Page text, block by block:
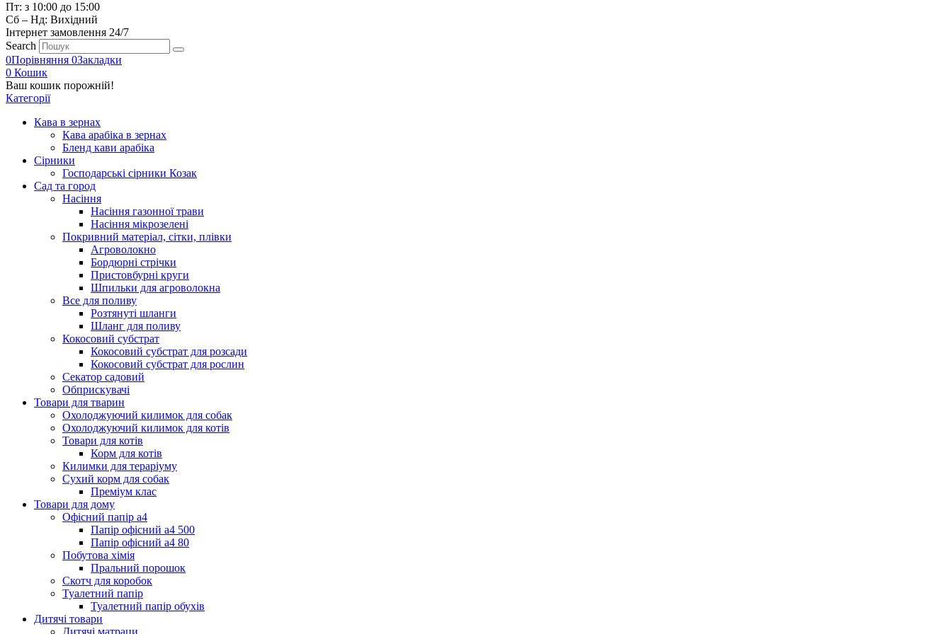
Пт: з 10:00 до 15:00
Сб – Нд: Вихідний
Інтернет замовлення 24/7
Search
0Порівняння 0Закладки
0 Кошик
Ваш кошик порожній!
Категорії
Кава в зернах
Кава арабіка в зернах
Бленд кави арабіка
Сірники
Господарські сірники Козак
Сад та город
Насіння
Насіння газонної трави
Насіння мікрозелені
Покривний матеріал, сітки, плівки
Агроволокно
Бордюрні стрічки
Пристовбурні круги
Шпильки для агроволокна
Все для поливу
Розтянуті шланги
Шланг для поливу
Кокосовий субстрат
Кокосовий субстрат для розсади
Кокосовий субстрат для рослин
Секатор садовий
Обприскувачі
Товари для тварин
Охолоджуючий килимок для собак
Охолоджуючий килимок для котів
Товари для котів
Корм для котів
Килимки для тераріуму
Сухий корм для собак
Преміум клас
Товари для дому
Офісний папір а4
Папір офісний а4 500
Папір офісний а4 80
Побутова хімія
Пральний порошок
Скотч для коробок
Туалетний папір
Туалетний папір обухів
Дитячі товари
Дитячі матраци